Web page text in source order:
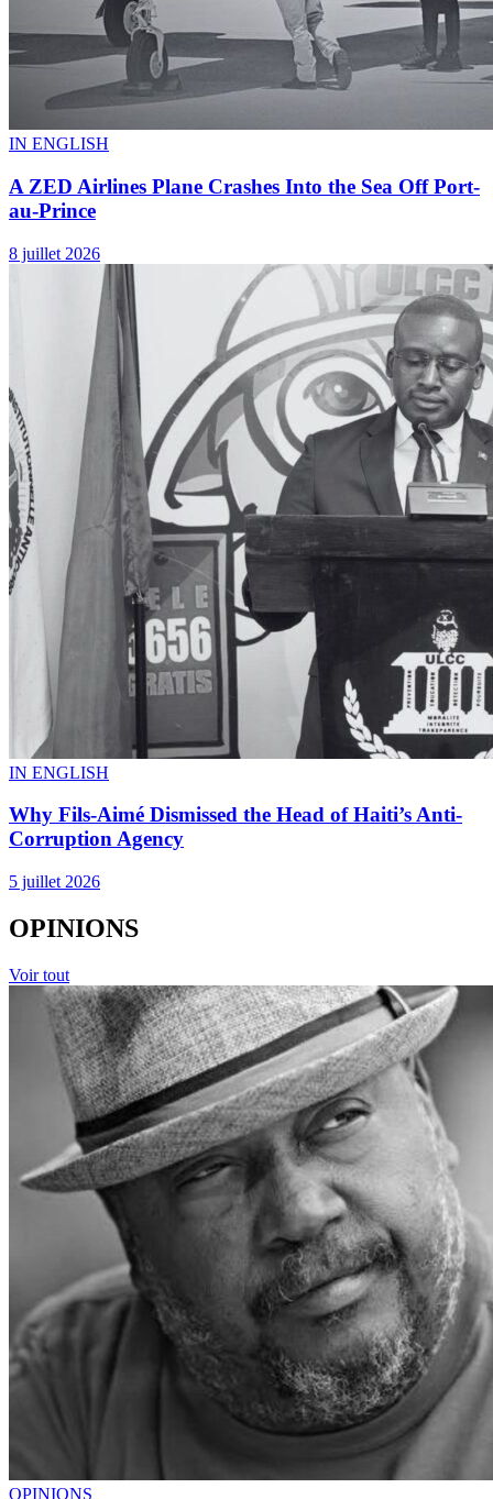
IN ENGLISH
A ZED Airlines Plane Crashes Into the Sea Off Port-
au-Prince
8 juillet 2026
IN ENGLISH
Why Fils-Aimé Dismissed the Head of Haiti’s Anti-
Corruption Agency
5 juillet 2026
OPINIONS
Voir tout
OPINIONS